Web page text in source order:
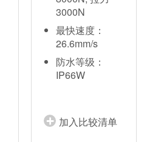
3000N
最快速度：
26.6mm/s
防水等级：
IP66W
加入比较清单